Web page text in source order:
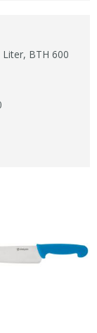
Liter, BTH 600